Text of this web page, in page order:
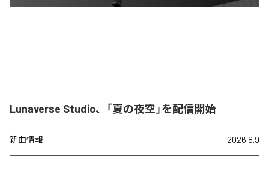
Lunaverse Studio、「夏の夜空」を配信開始
新曲情報 2026.8.9